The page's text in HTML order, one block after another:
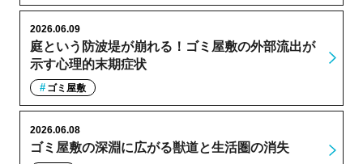
庭という防波堤が崩れる！ゴミ屋敷の外部流出が
示す心理的末期症状
2026.06.09
ゴミ屋敷
ゴミ屋敷の深淵に広がる獣道と生活圏の消失
2026.06.08